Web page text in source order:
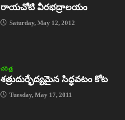
రాయచోటి వీరభద్రాలయం
Saturday, May 12, 2012
చరిత్ర
శత్రుదుర్భేద్యమైన సిద్ధవటం కోట
Tuesday, May 17, 2011